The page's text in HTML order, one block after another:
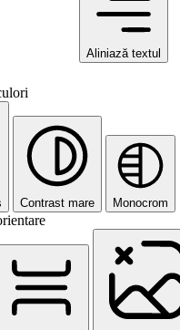
Aliniază textul
Contrast mare Monocrom